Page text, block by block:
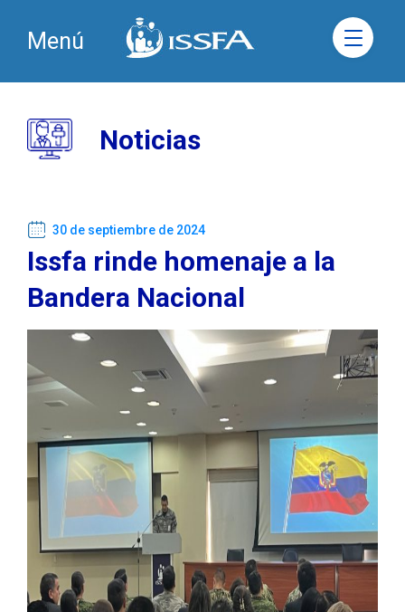
Menú
Noticias
30 de septiembre de 2024
Issfa rinde homenaje a la
Bandera Nacional